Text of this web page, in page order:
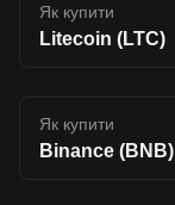
Як купити
Litecoin (LTC)
Як купити
Binance (BNB)